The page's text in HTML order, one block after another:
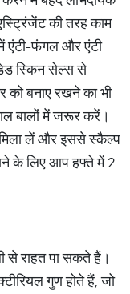
की तरह काम
एंटी-फंगल और एंटी
स्किन सेल्स से
को बनाए रखने का भी
बालों में जरूर करें।
लें और इससे स्कैल्प
के लिए आप हफ्ते में 2
से राहत पा सकते हैं।
गुण होते हैं, जो